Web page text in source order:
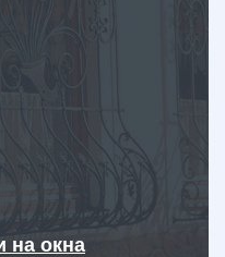
на окна